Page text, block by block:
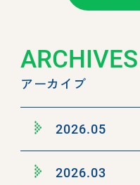
ARCHIVES
アーカイブ
2026.05
2026.03